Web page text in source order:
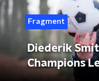
Fragment
Diederik
Champions